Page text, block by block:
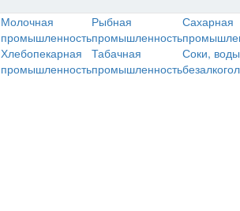
Молочная
промышленность
Рыбная
промышленность
Сахарная
Хлебопекарная
промышленность
Табачная
промышленность
Соки,